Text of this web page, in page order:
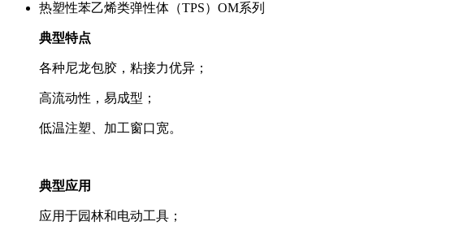
热塑性苯乙烯类弹性体（TPS）OM系列
典型特点
各种尼龙包胶，粘接力优异；
高流动性，易成型；
低温注塑、加工窗口宽。
典型应用
应用于园林和电动工具；